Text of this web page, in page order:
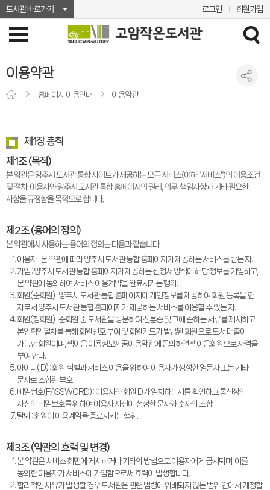
도서관 바로가기 로그인 회원가입
이용약관
홈페이지 이용안내 이용약관
제1장 총칙
제1조 (목적)
본 약관은 양주시 도서관 통합 사이트가 제공하는 모든 서비스(이하 "서비스")의 이용조건
및 절차, 이용자와 양주시 도서관 통합 홈페이지의 권리, 의무, 책임사항과 기타 필요한
사항을 규정함을 목적으로 합니다.
제2조 (용어의 정의)
본 약관에서 사용하는 용어의 정의는 다음과 같습니다.
이용자 : 본 약관에 따라 양주시 도서관 통합 홈페이지가 제공하는 서비스를 받는 자.
가입 : 양주시 도서관 통합 홈페이지가 제공하는 신청서 양식에 해당 정보를 기입하고,
본 약관에 동의하여 서비스 이용계약을 완료시키는 행위.
회원(준회원) : 양주시 도서관 통합 홈페이지에 개인정보를 제공하여 회원 등록을 한
자로서 양주시 도서관 통합 홈페이지가 제공하는 서비스를 이용할 수 있는 자.
회원(정회원) : 준회원 중 도서관을 방문하여 신분증 및 그에 준하는 서류를 제시하고
본인확인절차를 통해 회원번호 부여 및 회원카드가 발급된 회원으로 도서 대출이
가능한 회원이며, 책이음 이용정보제공이용약관에 동의하면 책이음회원으로 자격을
부여 한다.
아이디(ID) : 회원 식별과 서비스 이용을 위하여 이용자가 생성한 영문자 또는 기타
문자로 조합된 부호
비밀번호(PASSWORD) : 이용자와 회원ID가 일치하는지를 확인하고 통신상의
자신의 비밀보호를 위하여 이용자 자신이 선정한 문자와 숫자의 조합.
탈퇴 : 회원이 이용계약을 종료시키는 행위.
제3조 (약관의 효력 및 변경)
본 약관은 서비스 화면에 게시하거나 기타의 방법으로 이용자에게 공시되며, 이를
동의한 이용자가 서비스에 가입함으로써 효력이 발생합니다.
합리적인 사유가 발생할 경우 도서관은 관련 법령에 위배되지 않는 범위 안에서 개정할